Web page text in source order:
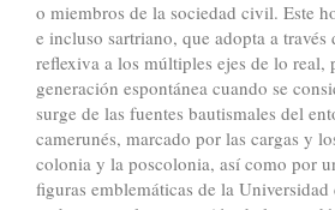
o miembros de la sociedad civil. Este
e incluso sartriano, que adopta a
reflexiva a los múltiples ejes de lo real,
generación espontánea cuando se
surge de las fuentes bautismales del
camerunés, marcado por las cargas y
colonia y la poscolonia, así como por
figuras emblemáticas de la Universidad